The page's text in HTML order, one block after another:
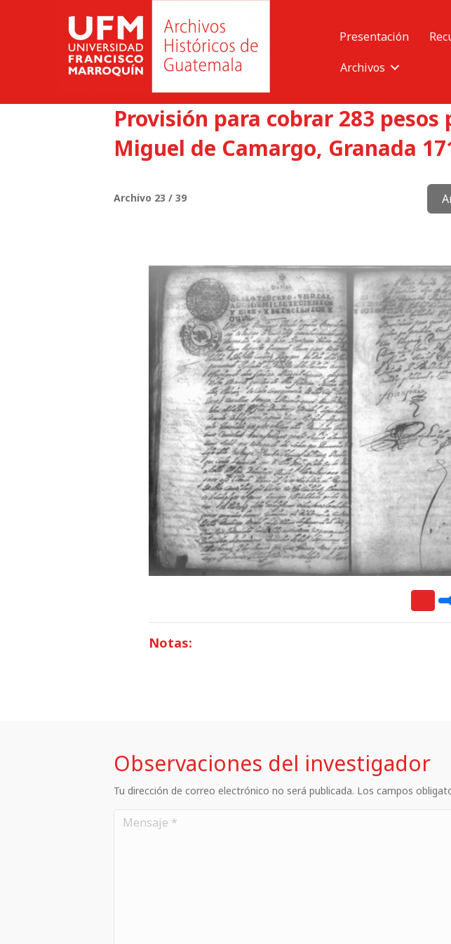
Presentación
Archivos
Provisión para cobrar 283
Miguel de Camargo, Granada
Archivo 23 / 39
Notas:
Observaciones del investigador
Tu dirección de correo electrónico no será publicada. Los campos